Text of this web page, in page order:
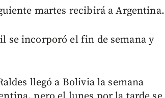
martes recibirá a Argentina.
se incorporó el fin de semana y
llegó a Bolivia la semana